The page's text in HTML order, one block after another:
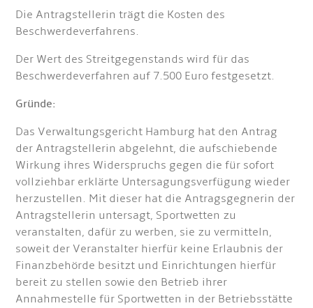
Die Antragstellerin trägt die Kosten des
Beschwerdeverfahrens.
Der Wert des Streitgegenstands wird für das
Beschwerdeverfahren auf 7.500 Euro festgesetzt.
Gründe:
Das Verwaltungsgericht Hamburg hat den Antrag
der Antragstellerin abgelehnt, die aufschiebende
Wirkung ihres Widerspruchs gegen die für sofort
vollziehbar erklärte Untersagungsverfügung wieder
herzustellen. Mit dieser hat die Antragsgegnerin der
Antragstellerin untersagt, Sportwetten zu
veranstalten, dafür zu werben, sie zu vermitteln,
soweit der Veranstalter hierfür keine Erlaubnis der
Finanzbehörde besitzt und Einrichtungen hierfür
bereit zu stellen sowie den Betrieb ihrer
Annahmestelle für Sportwetten in der Betriebsstätte